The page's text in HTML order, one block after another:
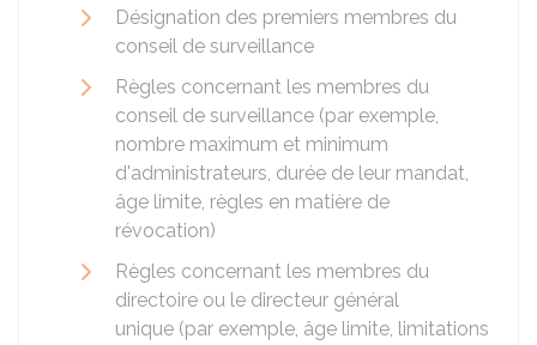
Désignation des premiers membres du
conseil de surveillance
Règles concernant les membres du
conseil de surveillance (par exemple,
nombre maximum et minimum
d'administrateurs, durée de leur mandat,
âge limite, règles en matière de
révocation)
Règles concernant les membres du
directoire ou le directeur général
unique (par exemple, âge limite, limitations